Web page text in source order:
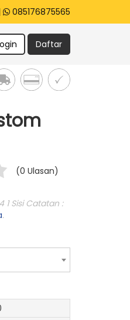
085176875565
Daftar
(0 Ulasan)
1 Sisi Catatan :
.